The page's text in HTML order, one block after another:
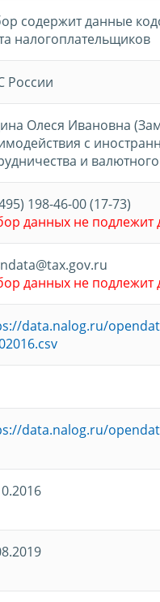
содержит данные
налогоплательщиков
России
Олеся Ивановна
с
и
198-46-00 (17-73)
данных не
данных не
data.nalog.ru/
data.nalog.ru/